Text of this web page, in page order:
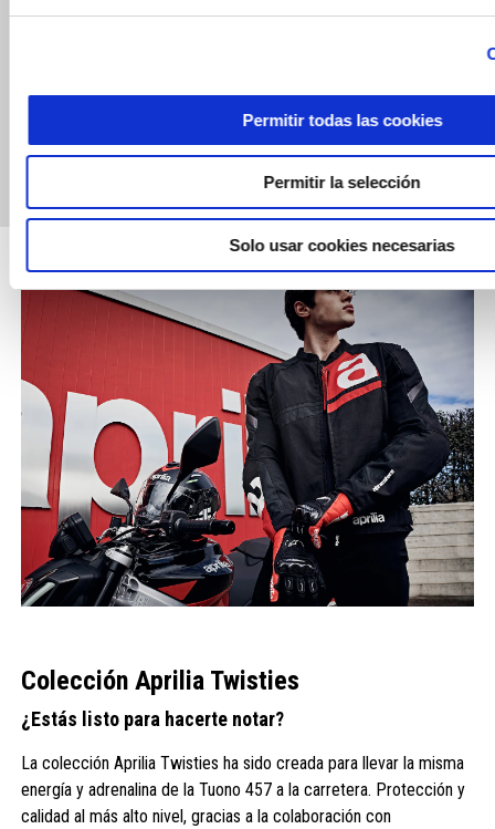
Permitir todas las cookies
Permitir la selección
Solo usar cookies necesarias
PRUEBA
CONCESIONARIO
CONFIGURA RESERVA UNA CITA
Colección Aprilia Twisties
¿Estás listo para hacerte notar?
La colección Aprilia Twisties ha sido creada para llevar la misma
energía y adrenalina de la Tuono 457 a la carretera. Protección y
calidad al más alto nivel, gracias a la colaboración con